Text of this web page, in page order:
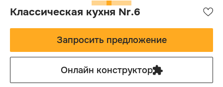
Классическая кухня Nr.6
Запросить предложение
Онлайн конструктор